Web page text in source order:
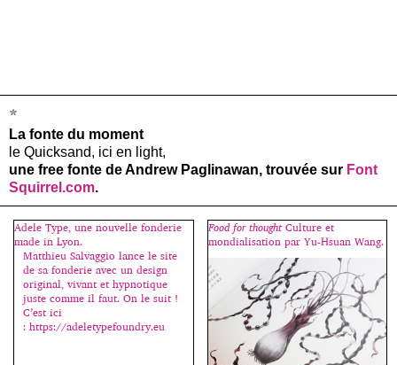
*
La fonte du moment
le Quicksand, ici en light,
une free fonte de Andrew Paglinawan, trouvée sur Font
Squirrel.com.
Adele Type, une nouvelle fonderie
made in Lyon.
Matthieu Salvaggio lance le site
de sa fonderie avec un design
original, vivant et hypnotique
juste comme il faut. On le suit !
C’est ici
: https://adeletypefoundry.eu
Food for thoughtCulture et
mondialisation par Yu-Hsuan Wang.